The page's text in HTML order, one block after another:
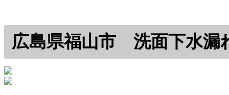
広島県福山市 洗面下水漏